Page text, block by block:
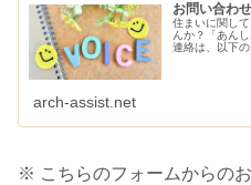
お問い合わ
住まいに関し
んか？「あん
連絡は、以下
arch-assist.net
※ こちらのフォームからの